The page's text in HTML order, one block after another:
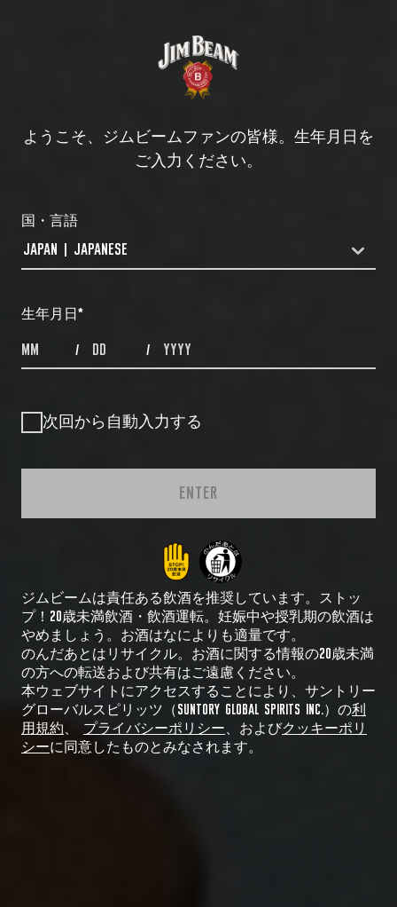
ようこそ、ジムビームファンの皆様。生年月日を
ご入力ください。
国・言語
COUNTRYDROPDOWN
JAPAN | JAPANESE
生年月日 *
MONTHS / DAYS / YEAR
次回から自動入力する
ENTER
ジムビームは責任ある飲酒を推奨しています。ストッ
プ！20歳未満飲酒・飲酒運転。妊娠中や授乳期の飲酒は
やめましょう。お酒はなによりも適量です。
のんだあとはリサイクル。お酒に関する情報の20歳未満
の方への転送および共有はご遠慮ください。
本ウェブサイトにアクセスすることにより、サントリー
グローバルスピリッツ（SUNTORY GLOBAL SPIRITS INC.）の利
用規約
プライバシーポリシー 、およびクッキーポリ
シーに同意したものとみなされます。